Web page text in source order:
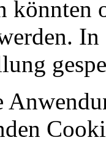
könnten